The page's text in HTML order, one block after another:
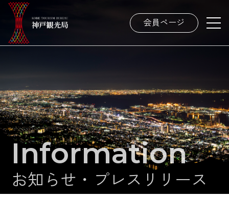
会員ページ
Information
お知らせ・プレスリリース